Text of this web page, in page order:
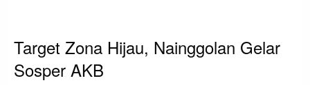
Target Zona Hijau, Nainggolan Gelar
Sosper AKB